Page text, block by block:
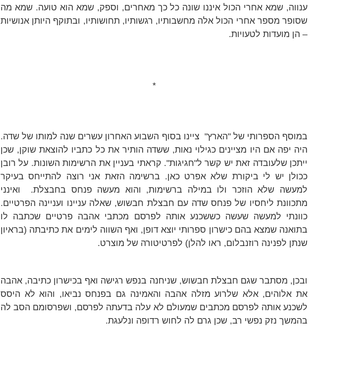
ענווה, שמא אחרי הכול איננו שונה כל כך מאחרים, וספק, שמא הוא טועה. שמא מה
שסופר מספר אחרי הכול אלה מחשבותיו, רגשותיו, תחושותיו, ובתוקף היותן אנושיות
– הן מועדות לטעויות.
*
במוסף הספרותי של "הארץ" ציינו בסוף השבוע האחרון עשרים שנה למותו של שדה.
היה יפה אם היו מציינים כגילוי נאות, ששדה הותיר את כל כתביו להוצאת שוקן, שכן
ייתכן שלעובדה זאת יש קשר ל"חגיגות". קראתי בעניין את הרשימות השונות. על רובן
ככולן יש לי ביקורת שלא אפרט כאן. ברשימה הזאת אני רוצה להתייחס בעיקר
למעשה שלא הוזכר ולו במילה ברשימות, והוא מעשה פנחס בחבצלת.
ואינני
מתכוונת ליחסיו של פנחס שדה עם חבצלת חבשוש, שאלה עניינו ועניינה הפרטיים.
כוונתי למעשה שעשה כששכנע אותה לפרסם מכתבי אהבה פרטיים שכתבה לו
בתואנה שמצא בהם כישרון ספרותי יוצא דופן, ואף השווה לימים את כתיבתה (בראיון
שנתן לפנינה רוזנבלום, ראו להלן) לפרטיטורה של מוצרט.
ובכן, מסתבר שגם חבצלת חבשוש, שניחנה בנפש רגישה ואף בכישרון כתיבה, אהבה
את אלוהים, אלא שלרוע מזלה אהבה והאמינה גם בפנחס נביאו, והוא לא היסס
לשכנע אותה לפרסם מכתבים שמעולם לא עלה בדעתה לפרסם, ושפרסומם הסב לה
בהמשך נזק נפשי רב, שכן גרם לה לחוש רדופה ונלעגת.